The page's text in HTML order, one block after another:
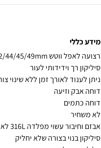
מידע כללי